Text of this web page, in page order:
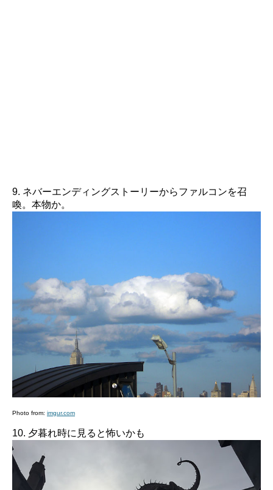
9. ネバーエンディングストーリーからファルコンを召
喚。本物か。
Photo from: imgur.com
10. 夕暮れ時に見ると怖いかも